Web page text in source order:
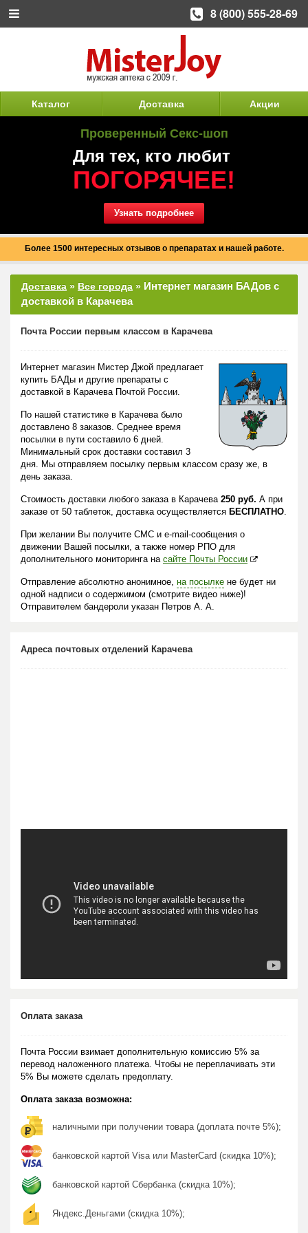
Каталог Доставка Акции
Проверенный Секс-шоп
Для тех, кто любит
ПОГОРЯЧЕЕ!
Узнать подробнее
Более 1500 интересных отзывов о препаратах и нашей работе.
Доставка » Все города » Интернет магазин БАДов с
доставкой в Карачева
Почта России первым классом в Карачева
Интернет магазин Мистер Джой предлагает
купить БАДы и другие препараты с
доставкой в Карачева Почтой России.
По нашей статистике в Карачева было
доставлено 8 заказов. Среднее время
посылки в пути составило 6 дней.
Минимальный срок доставки составил 3
дня. Мы отправляем посылку первым классом сразу же, в
день заказа.
Стоимость доставки любого заказа в Карачева 250 руб. А при
заказе от 50 таблеток, доставка осуществляется БЕСПЛАТНО.
При желании Вы получите СМС и e-mail-сообщения о
движении Вашей посылки, а также номер РПО для
дополнительного мониторинга на сайте Почты России
Отправление абсолютно анонимное, на посылке не будет ни
одной надписи о содержимом (смотрите видео ниже)!
Отправителем бандероли указан Петров А. А.
Адреса почтовых отделений Карачева
Оплата заказа
Почта России взимает дополнительную комиссию 5% за
перевод наложенного платежа. Чтобы не переплачивать эти
5% Вы можете сделать предоплату.
Оплата заказа возможна:
наличными при получении товара (доплата почте 5%);
банковской картой Visa или MasterCard (скидка 10%);
банковской картой Сбербанка (скидка 10%);
Яндекс.Деньгами (скидка 10%);
8 (800) 555-28-69